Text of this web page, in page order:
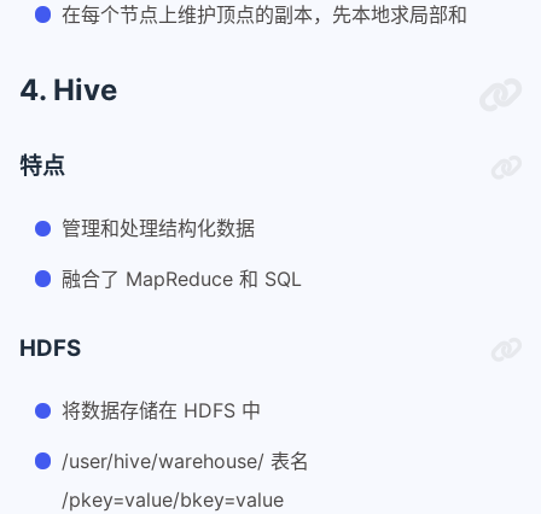
在每个节点上维护顶点的副本，先本地求局部和
4. Hive
特点
管理和处理结构化数据
融合了 MapReduce 和 SQL
HDFS
将数据存储在 HDFS 中
/user/hive/warehouse/ 表名
/pkey=value/bkey=value